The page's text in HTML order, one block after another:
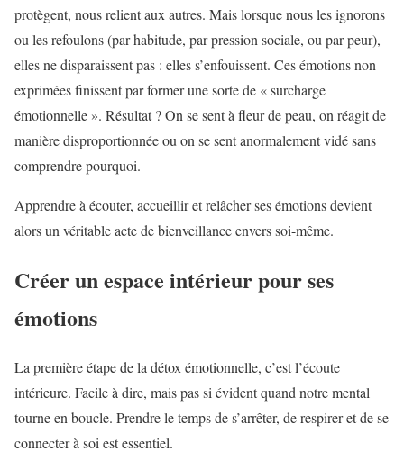
protègent, nous relient aux autres. Mais lorsque nous les ignorons
ou les refoulons (par habitude, par pression sociale, ou par peur),
elles ne disparaissent pas : elles s’enfouissent. Ces émotions non
exprimées finissent par former une sorte de « surcharge
émotionnelle ». Résultat ? On se sent à fleur de peau, on réagit de
manière disproportionnée ou on se sent anormalement vidé sans
comprendre pourquoi.
Apprendre à écouter, accueillir et relâcher ses émotions devient
alors un véritable acte de bienveillance envers soi-même.
Créer un espace intérieur pour ses
émotions
La première étape de la détox émotionnelle, c’est l’écoute
intérieure. Facile à dire, mais pas si évident quand notre mental
tourne en boucle. Prendre le temps de s’arrêter, de respirer et de se
connecter à soi est essentiel.